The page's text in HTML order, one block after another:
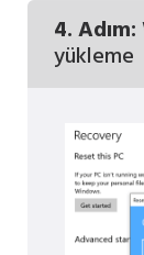
4. Adım:
yükleme